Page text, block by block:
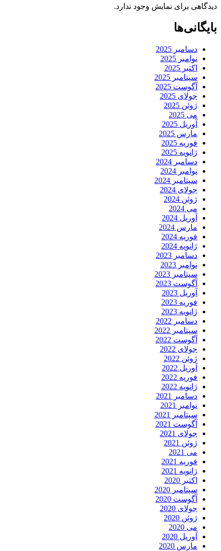
دیدگاهی برای نمایش وجود ندارد.
بایگانی‌ها
دسامبر 2025
نوامبر 2025
اکتبر 2025
سپتامبر 2025
آگوست 2025
جولای 2025
ژوئن 2025
می 2025
آوریل 2025
مارس 2025
فوریه 2025
ژانویه 2025
دسامبر 2024
نوامبر 2024
سپتامبر 2024
جولای 2024
ژوئن 2024
می 2024
آوریل 2024
مارس 2024
فوریه 2024
ژانویه 2024
دسامبر 2023
نوامبر 2023
سپتامبر 2023
آگوست 2023
آوریل 2023
فوریه 2023
ژانویه 2023
دسامبر 2022
سپتامبر 2022
آگوست 2022
جولای 2022
ژوئن 2022
آوریل 2022
فوریه 2022
ژانویه 2022
دسامبر 2021
نوامبر 2021
سپتامبر 2021
آگوست 2021
جولای 2021
ژوئن 2021
می 2021
فوریه 2021
ژانویه 2021
اکتبر 2020
سپتامبر 2020
آگوست 2020
جولای 2020
ژوئن 2020
می 2020
آوریل 2020
مارس 2020